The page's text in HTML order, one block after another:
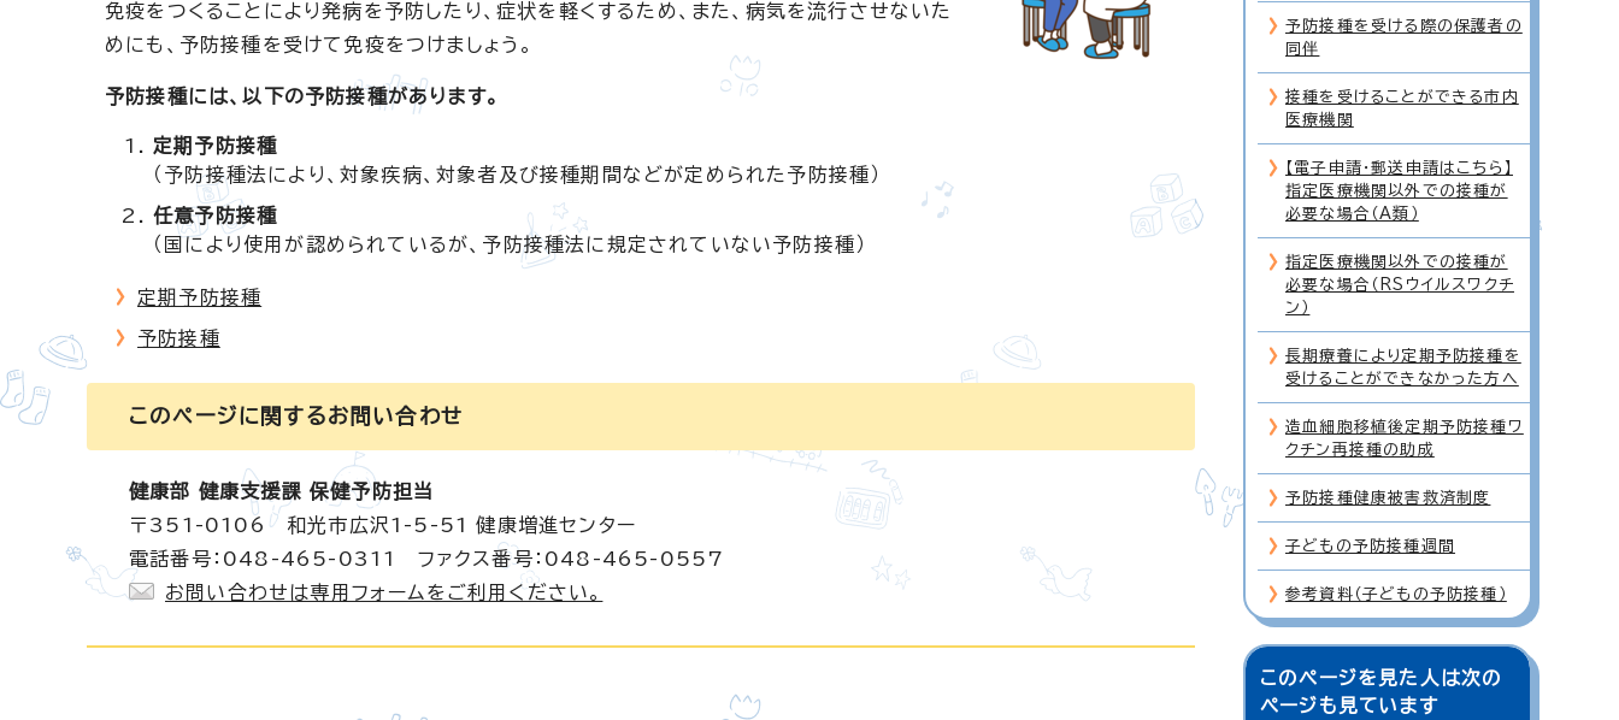
免疫をつくることにより発病を予防したり、症状を軽くするため、また、病気を流行させないた
めにも、予防接種を受けて免疫をつけましょう。
予防接種には、以下の予防接種があります。
定期予防接種
（予防接種法により、対象疾病、対象者及び接種期間などが定められた予防接種）
任意予防接種
（国により使用が認められているが、予防接種法に規定されていない予防接種）
定期予防接種
予防接種
このページに関するお問い合わせ
健康部 健康支援課 保健予防担当
〒351-0106 和光市広沢1-5-51 健康増進センター
電話番号：048-465-0311 ファクス番号：048-465-0557
お問い合わせは専用フォームをご利用ください。
予防接種を受ける際の保護者の
同伴
接種を受けることができる市内
医療機関
【電子申請・郵送申請はこちら】
指定医療機関以外での接種が
必要な場合（A類）
指定医療機関以外での接種が
必要な場合（RSウイルスワクチ
ン）
長期療養により定期予防接種を
受けることができなかった方へ
造血細胞移植後定期予防接種ワ
クチン再接種の助成
予防接種健康被害救済制度
子どもの予防接種週間
参考資料（子どもの予防接種）
このページを見た人は次の
ページも見ています